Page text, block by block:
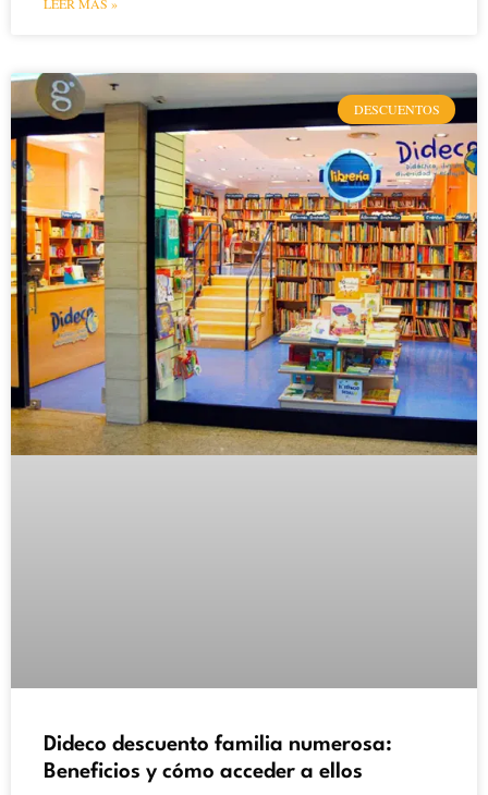
DESCUENTOS
Dideco descuento familia numerosa:
Beneficios y cómo acceder a ellos